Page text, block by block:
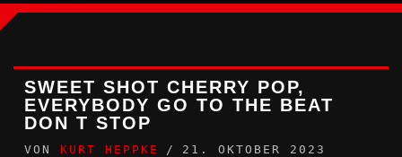
SWEET SHOT CHERRY POP,
EVERYBODY GO TO THE BEAT
DON T STOP
VON KURT HEPPKE 21. OKTOBER 2023